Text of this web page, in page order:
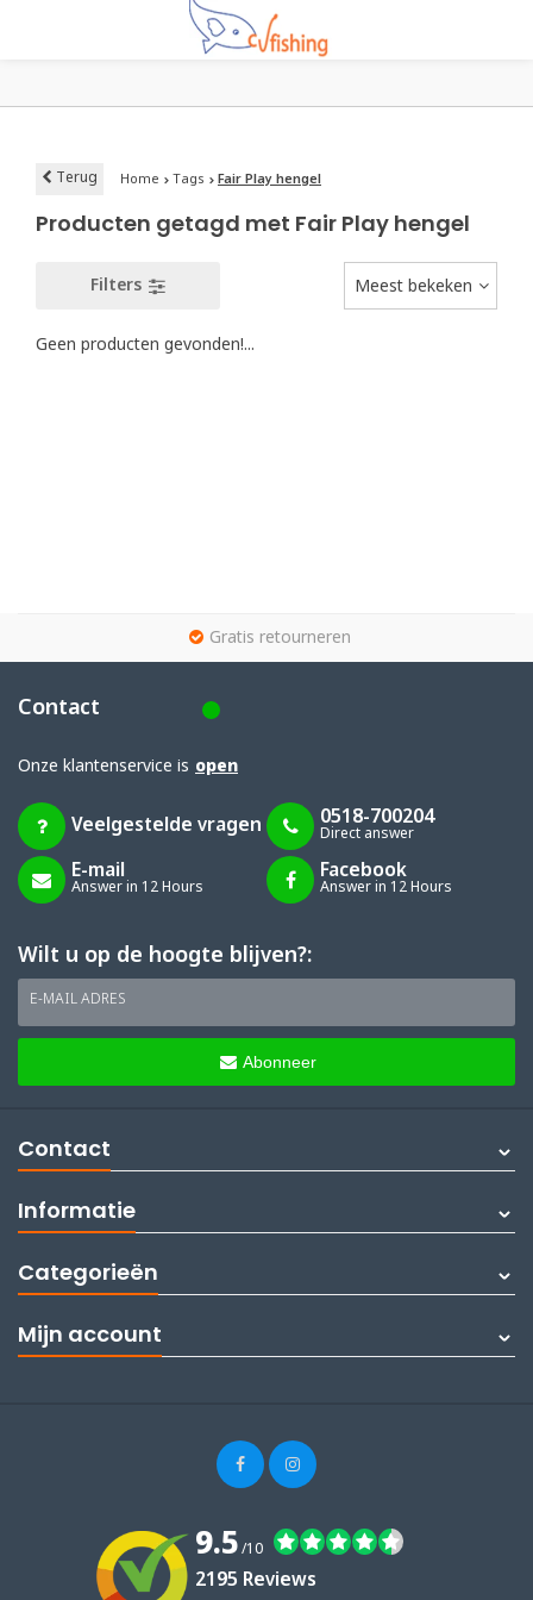
Terug Home Tags Fair Play hengel
Producten getagd met Fair Play hengel
Filters Meest bekeken
Geen producten gevonden!...
Gratis retourneren
Contact
Onze klantenservice is open
Veelgestelde vragen 0518-700204
Direct answer
E-mail
Answer in 12 Hours
Facebook
Answer in 12 Hours
Wilt u op de hoogte blijven?:
E-MAIL ADRES
Abonneer
Contact
Informatie
Categorieën
Mijn account
9.5/10
2195 Reviews